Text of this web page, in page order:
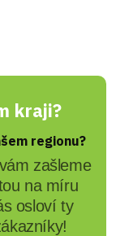
kraji?
regionu?
zašleme
na míru
osloví ty